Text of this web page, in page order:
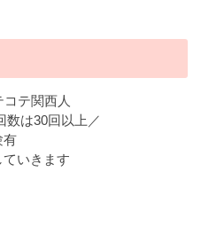
テ関西人
は30回以上／
有
いきます